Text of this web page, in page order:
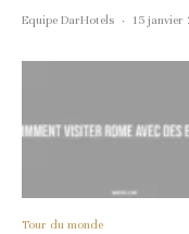
Equipe DarHotels · 15 janvier
Tour du monde